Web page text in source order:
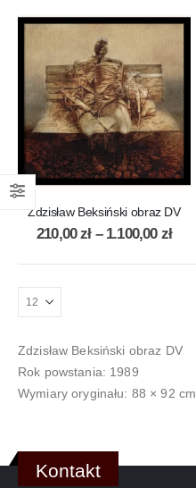
Zdzisław Beksiński obraz DV
210,00zł – 1.100,00 zł
Zdzisław Beksiński obraz DV
Rok powstania: 1989
Wymiary oryginału: 88 × 92 cm
Kontakt